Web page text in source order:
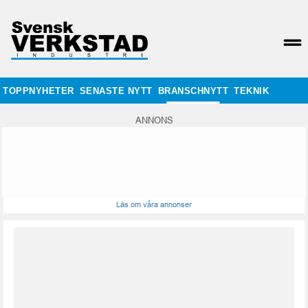
TOPPNYHETER SENASTE NYTT BRANSCHNYTT TEKNIK
ANNONS
Läs om våra annonser